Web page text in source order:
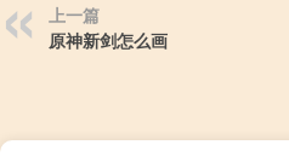
上一篇
原神新剑怎么画